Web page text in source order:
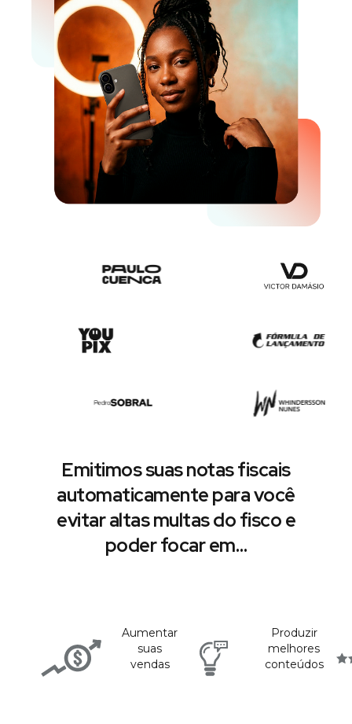
Emitimos suas notas fiscais
automaticamente para você
evitar altas multas do fisco e
poder focar em…
Aumentar
suas
vendas
Produzir
melhores
conteúdos